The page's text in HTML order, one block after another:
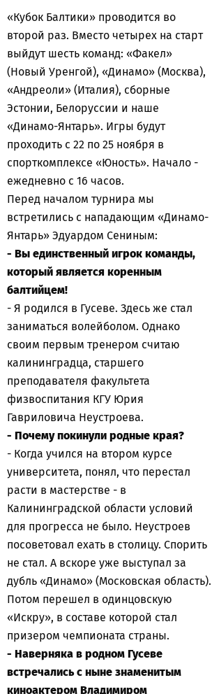
«Кубок Балтики» проводится во
второй раз. Вместо четырех на старт
выйдут шесть команд: «Факел»
(Новый Уренгой), «Динамо» (Москва),
«Андреоли» (Италия), сборные
Эстонии, Белоруссии и наше
«Динамо-Янтарь». Игры будут
проходить с 22 по 25 ноября в
спорткомплексе «Юность». Начало -
ежедневно с 16 часов.
Перед началом турнира мы
встретились с нападающим «Динамо-
Янтарь» Эдуардом Сениным:
- Вы единственный игрок команды,
который является коренным
балтийцем!
- Я родился в Гусеве. Здесь же стал
заниматься волейболом. Однако
своим первым тренером считаю
калининградца, старшего
преподавателя факультета
физвоспитания КГУ Юрия
Гавриловича Неустроева.
- Почему покинули родные края?
- Когда учился на втором курсе
университета, понял, что перестал
расти в мастерстве - в
Калининградской области условий
для прогресса не было. Неустроев
посоветовал ехать в столицу. Спорить
не стал. А вскоре уже выступал за
дубль «Динамо» (Московская область).
Потом перешел в одинцовскую
«Искру», в составе которой стал
призером чемпионата страны.
- Наверняка в родном Гусеве
встречались с ныне знаменитым
киноактером Владимиром